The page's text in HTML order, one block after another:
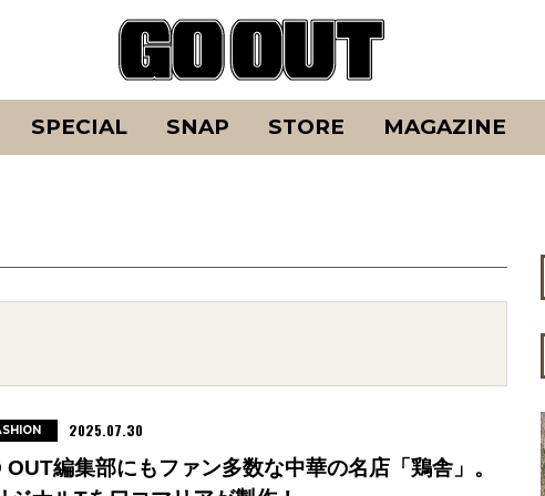
SPECIAL SNAP STORE MAGAZINE
OUT編集部にもファン多数な中華の名店「鶏舎」。
2025.07.30